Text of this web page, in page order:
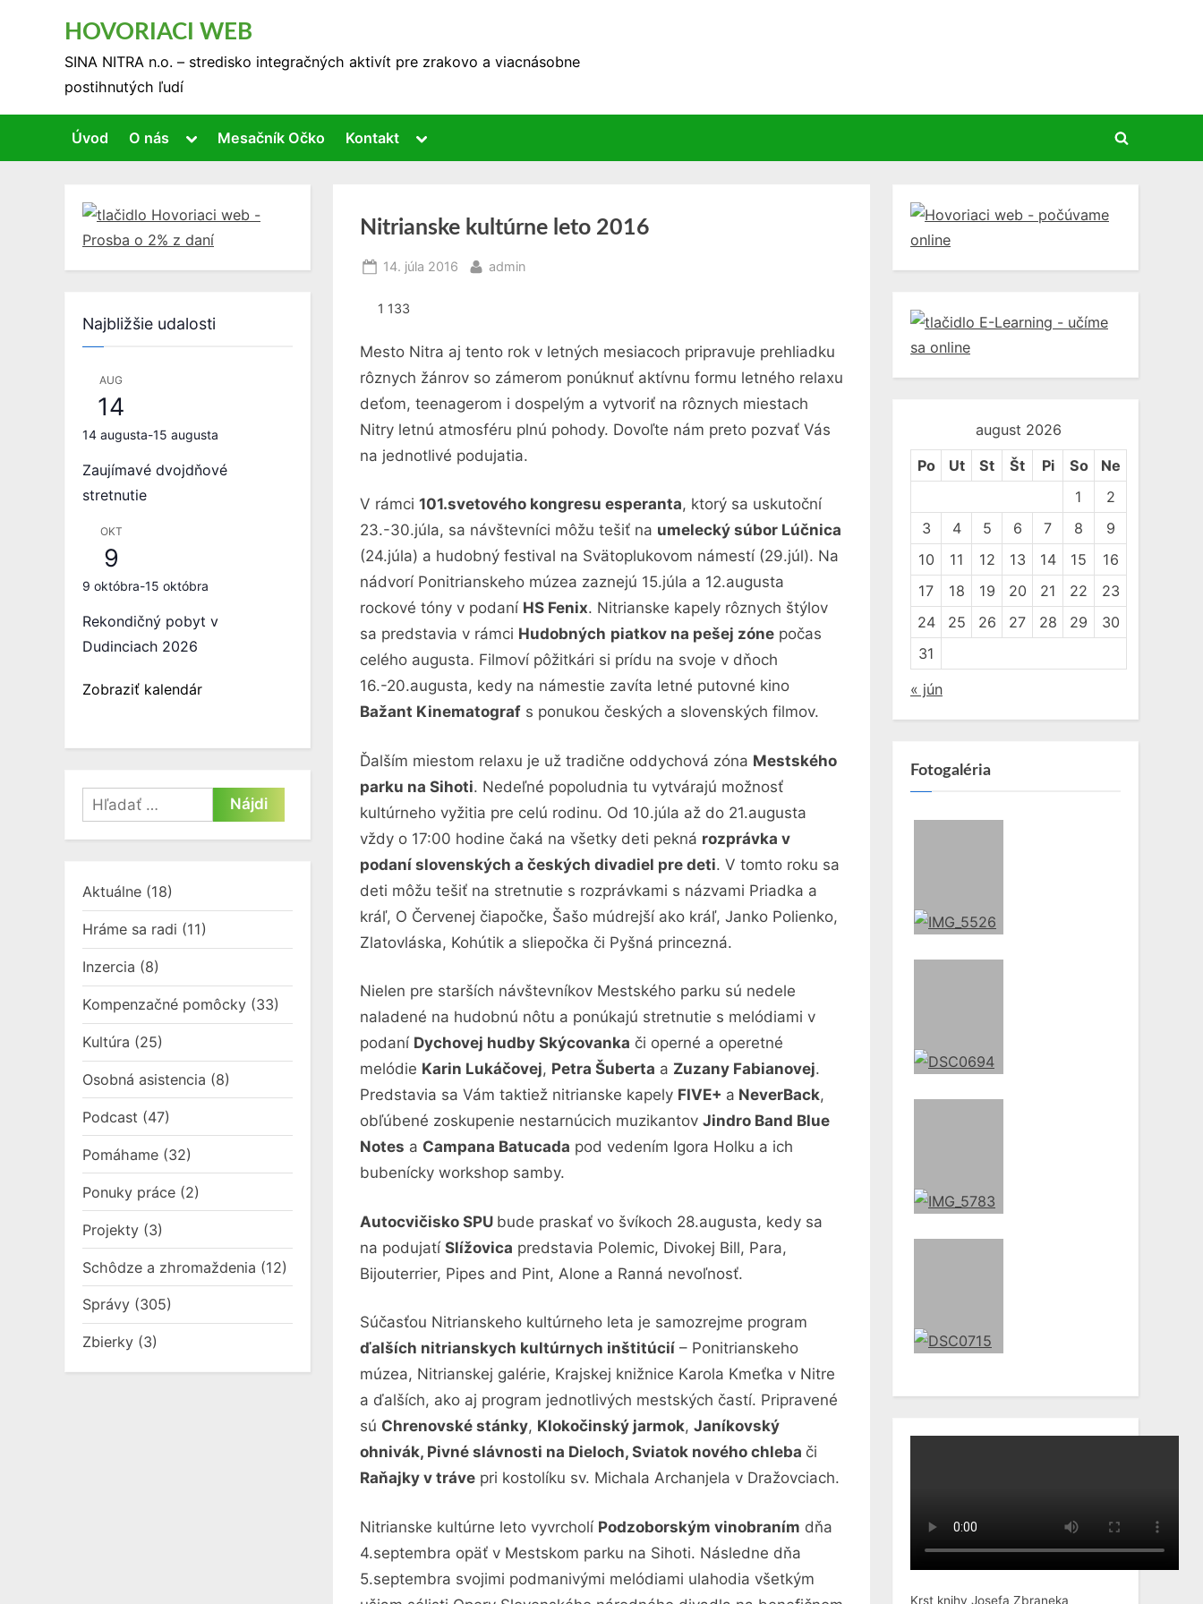
HOVORIACI WEB
SINA NITRA n.o. – stredisko integračných aktivít pre zrakovo a viacnásobne
postihnutých ľudí
Úvod O nás
Toggle
menu
Mesačník Očko Kontakt
Toggle
menu
Toggle
Nitrianske kultúrne leto 2016
Posted
14. júla 2016 By
admin
1 133
Mesto Nitra aj tento rok v letných mesiacoch pripravuje prehliadku
rôznych žánrov so zámerom ponúknuť aktívnu formu letného relaxu
deťom, teenagerom i dospelým a vytvoriť na rôznych miestach
Nitry letnú atmosféru plnú pohody. Dovoľte nám preto pozvať Vás
na jednotlivé podujatia.
V rámci 101.svetového kongresu esperanta, ktorý sa uskutoční
23.-30.júla, sa návštevníci môžu tešiť na umelecký súbor Lúčnica
(24.júla) a hudobný festival na Svätoplukovom námestí (29.júl). Na
nádvorí Ponitrianskeho múzea zaznejú 15.júla a 12.augusta
rockové tóny v podaní HS Fenix. Nitrianske kapely rôznych štýlov
sa predstavia v rámci Hudobných piatkov na pešej zóne počas
celého augusta. Filmoví pôžitkári si prídu na svoje v dňoch
16.-20.augusta, kedy na námestie zavíta letné putovné kino
Bažant Kinematograf s ponukou českých a slovenských filmov.
Ďalším miestom relaxu je už tradične oddychová zóna Mestského
parku na Sihoti. Nedeľné popoludnia tu vytvárajú možnosť
kultúrneho vyžitia pre celú rodinu. Od 10.júla až do 21.augusta
vždy o 17:00 hodine čaká na všetky deti pekná rozprávka v
podaní slovenských a českých divadiel pre deti. V tomto roku sa
deti môžu tešiť na stretnutie s rozprávkami s názvami Priadka a
kráľ, O Červenej čiapočke, Šašo múdrejší ako kráľ, Janko Polienko,
Zlatovláska, Kohútik a sliepočka či Pyšná princezná.
Nielen pre starších návštevníkov Mestského parku sú nedele
naladené na hudobnú nôtu a ponúkajú stretnutie s melódiami v
podaní Dychovej hudby Skýcovanka či operné a operetné
melódie Karin Lukáčovej, Petra Šuberta a Zuzany Fabianovej.
Predstavia sa Vám taktiež nitrianske kapely FIVE+ a NeverBack,
obľúbené zoskupenie nestarnúcich muzikantov Jindro Band Blue
Notes a Campana Batucada pod vedením Igora Holku a ich
bubenícky workshop samby.
Autocvičisko SPU bude praskať vo švíkoch 28.augusta, kedy sa
na podujatí Slížovica predstavia Polemic, Divokej Bill, Para,
Bijouterrier, Pipes and Pint, Alone a Ranná nevoľnosť.
Súčasťou Nitrianskeho kultúrneho leta je samozrejme program
ďalších nitrianskych kultúrnych inštitúcií – Ponitrianskeho
múzea, Nitrianskej galérie, Krajskej knižnice Karola Kmeťka v Nitre
a ďalších, ako aj program jednotlivých mestských častí. Pripravené
sú Chrenovské stánky, Klokočinský jarmok, Janíkovský
ohnivák, Pivné slávnosti na Dieloch, Sviatok nového chleba či
Raňajky v tráve pri kostolíku sv. Michala Archanjela v Dražovciach.
Nitrianske kultúrne leto vyvrcholí Podzoborským vinobraním dňa
4.septembra opäť v Mestskom parku na Sihoti. Následne dňa
5.septembra svojimi podmanivými melódiami ulahodia všetkým
Najbližšie udalosti
AUG
14
14 augusta-15 augusta
Zaujímavé dvojdňové
stretnutie
OKT
9
9 októbra-15 októbra
Rekondičný pobyt v
Dudinciach 2026
Zobraziť kalendár
Hľadať:
Aktuálne (18)
Hráme sa radi (11)
Inzercia (8)
Kompenzačné pomôcky (33)
Kultúra (25)
Osobná asistencia (8)
Podcast (47)
Pomáhame (32)
Ponuky práce (2)
Projekty (3)
Schôdze a zhromaždenia (12)
Správy (305)
Zbierky (3)
august 2026
Po Ut St Št Pi So
Ne
1
2
3
4 5 6 7 8
9
10
11 12 13 14 15
16
17
18 19 20 21 22
23
24
25 26 27 28 29
30
31
« jún
Fotogaléria
Krst knihy Josefa Zbraneka